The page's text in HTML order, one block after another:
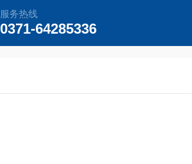
服务热线
0371-64285336